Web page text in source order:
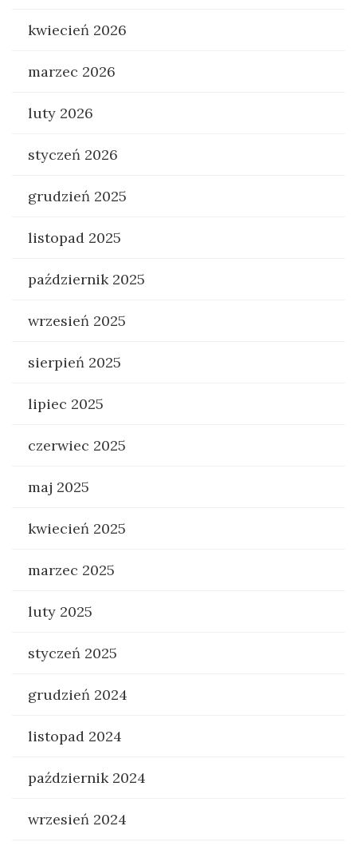
kwiecień 2026
marzec 2026
luty 2026
styczeń 2026
grudzień 2025
listopad 2025
październik 2025
wrzesień 2025
sierpień 2025
lipiec 2025
czerwiec 2025
maj 2025
kwiecień 2025
marzec 2025
luty 2025
styczeń 2025
grudzień 2024
listopad 2024
październik 2024
wrzesień 2024